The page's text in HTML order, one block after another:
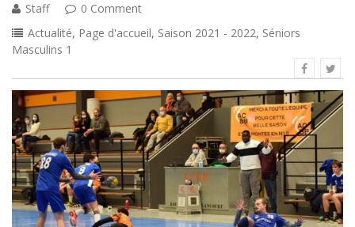
Staff
0 Comment
Actualité, Page d'accueil, Saison 2021 - 2022, Séniors
Masculins 1